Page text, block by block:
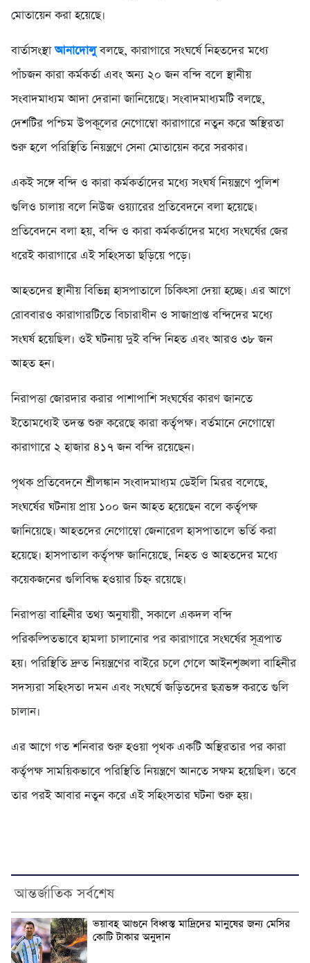
মোতায়েন করা হয়েছে।
বার্তাসংস্থাআনাদোলুবলছে, কারাগারে সংঘর্ষে নিহতদের মধ্যে
পাঁচজন কারা কর্মকর্তা এবং অন্য ২০ জন বন্দি বলে স্থানীয়
সংবাদমাধ্যম আদা দেরানা জানিয়েছে। সংবাদমাধ্যমটি বলছে,
দেশটির পশ্চিম উপকূলের নেগোম্বো কারাগারে নতুন করে অস্থিরতা
শুরু হলে পরিস্থিতি নিয়ন্ত্রণে সেনা মোতায়েন করে সরকার।
একই সঙ্গে বন্দি ও কারা কর্মকর্তাদের মধ্যে সংঘর্ষ নিয়ন্ত্রণে পুলিশ
গুলিও চালায় বলে নিউজ ওয়্যারের প্রতিবেদনে বলা হয়েছে।
প্রতিবেদনে বলা হয়, বন্দি ও কারা কর্মকর্তাদের মধ্যে সংঘর্ষের জের
ধরেই কারাগারে এই সহিংসতা ছড়িয়ে পড়ে।
আহতদের স্থানীয় বিভিন্ন হাসপাতালে চিকিৎসা দেয়া হচ্ছে। এর আগে
রোববারও কারাগারটিতে বিচারাধীন ও সাজাপ্রাপ্ত বন্দিদের মধ্যে
সংঘর্ষ হয়েছিল। ওই ঘটনায় দুই বন্দি নিহত এবং আরও ৩৮ জন
আহত হন।
নিরাপত্তা জোরদার করার পাশাপাশি সংঘর্ষের কারণ জানতে
ইতোমধ্যেই তদন্ত শুরু করেছে কারা কর্তৃপক্ষ। বর্তমানে নেগোম্বো
কারাগারে ২ হাজার ৪১৭ জন বন্দি রয়েছেন।
পৃথক প্রতিবেদনে শ্রীলঙ্কান সংবাদমাধ্যম ডেইলি মিরর বলেছে,
সংঘর্ষের ঘটনায় প্রায় ১০০ জন আহত হয়েছেন বলে কর্তৃপক্ষ
জানিয়েছে। আহতদের নেগোম্বো জেনারেল হাসপাতালে ভর্তি করা
হয়েছে। হাসপাতাল কর্তৃপক্ষ জানিয়েছে, নিহত ও আহতদের মধ্যে
কয়েকজনের গুলিবিদ্ধ হওয়ার চিহ্ন রয়েছে।
নিরাপত্তা বাহিনীর তথ্য অনুযায়ী, সকালে একদল বন্দি
পরিকল্পিতভাবে হামলা চালানোর পর কারাগারে সংঘর্ষের সূত্রপাত
হয়। পরিস্থিতি দ্রুত নিয়ন্ত্রণের বাইরে চলে গেলে আইনশৃঙ্খলা বাহিনীর
সদস্যরা সহিংসতা দমন এবং সংঘর্ষে জড়িতদের ছত্রভঙ্গ করতে গুলি
চালান।
এর আগে গত শনিবার শুরু হওয়া পৃথক একটি অস্থিরতার পর কারা
কর্তৃপক্ষ সাময়িকভাবে পরিস্থিতি নিয়ন্ত্রণে আনতে সক্ষম হয়েছিল। তবে
তার পরই আবার নতুন করে এই সহিংসতার ঘটনা শুরু হয়।
আন্তর্জাতিক সর্বশেষ
ভয়াবহ আগুনে বিধ্বস্ত মাদ্রিদের মানুষের জন্য মেসির
কোটি টাকার অনুদান